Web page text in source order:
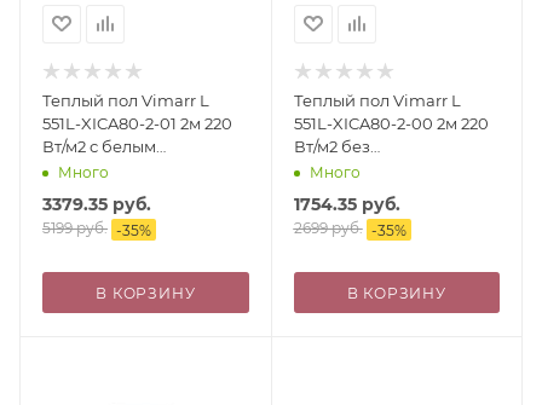
Теплый пол Vimarr L
551L-XICA80-2-01 2м 220
Вт/м2 с белым
механическим
терморегулятором
Много
3379.35 руб.
5199руб. -35%
В КОРЗИНУ
Теплый пол Vimarr L
551L-XICA80-2-00 2м 220
Вт/м2 без
терморегулятора
Много
1754.35руб.
2699руб. -35%
В КОРЗИНУ